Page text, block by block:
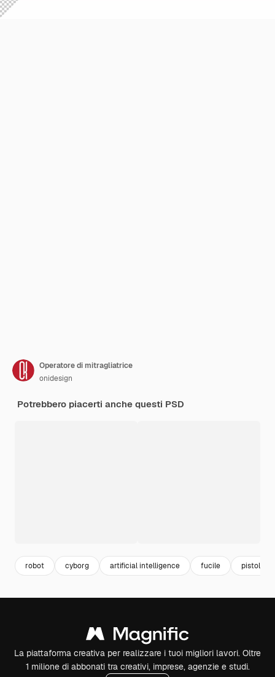
Operatore di mitragliatrice
onidesign
Potrebbero piacerti anche questi PSD
robot cyborg artificial intelligence fucile pistola
La piattaforma creativa per realizzare i tuoi migliori lavori. Oltre
1 milione di abbonati tra creativi, imprese, agenzie e studi.